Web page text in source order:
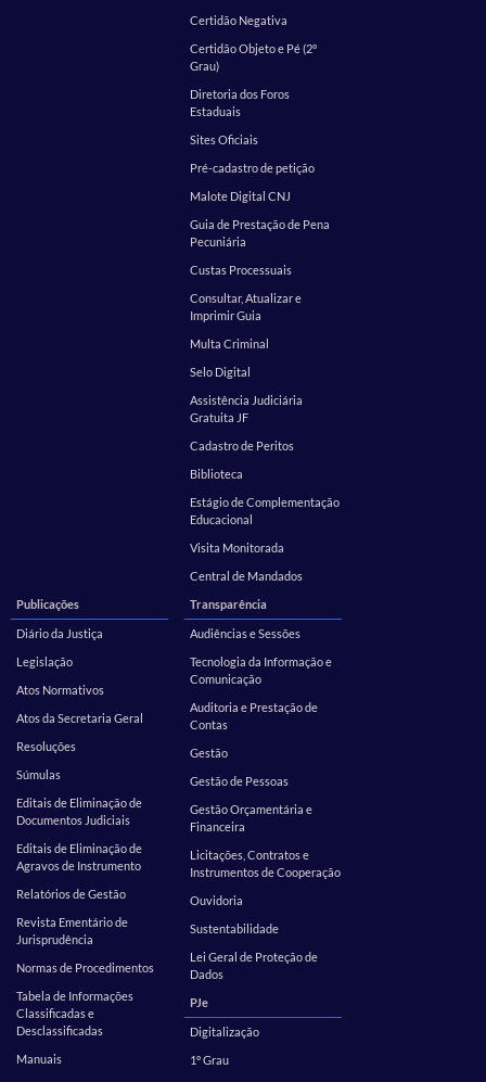
Certidão Negativa
Certidão Objeto e Pé (2º
Grau)
Diretoria dos Foros
Estaduais
Sites Oficiais
Pré-cadastro de petição
Malote Digital CNJ
Guia de Prestação de Pena
Pecuniária
Custas Processuais
Consultar, Atualizar e
Imprimir Guia
Multa Criminal
Selo Digital
Assistência Judiciária
Gratuita JF
Cadastro de Peritos
Biblioteca
Estágio de Complementação
Educacional
Visita Monitorada
Central de Mandados
Publicações
Diário da Justiça
Legislação
Atos Normativos
Atos da Secretaria Geral
Resoluções
Súmulas
Editais de Eliminação de
Documentos Judiciais
Editais de Eliminação de
Agravos de Instrumento
Relatórios de Gestão
Revista Ementário de
Jurisprudência
Normas de Procedimentos
Tabela de Informações
Classificadas e
Desclassificadas
Manuais
Transparência
Audiências e Sessões
Tecnologia da Informação e
Comunicação
Auditoria e Prestação de
Contas
Gestão
Gestão de Pessoas
Gestão Orçamentária e
Financeira
Licitações, Contratos e
Instrumentos de Cooperação
Ouvidoria
Sustentabilidade
Lei Geral de Proteção de
Dados
PJe
Digitalização
1º Grau